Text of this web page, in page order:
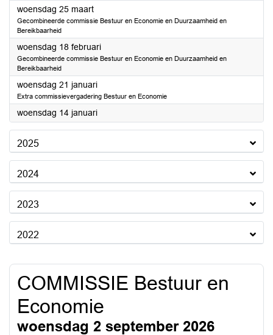
woensdag 25 maart2026
Gecombineerde commissie Bestuur en Economie en Duurzaamheid en
Bereikbaarheid
woensdag 18 februari2026
Gecombineerde commissie Bestuur en Economie en Duurzaamheid en
Bereikbaarheid
woensdag 21 januari2026
Extra commissievergadering Bestuur en Economie
woensdag 14 januari2026
2025
2024
2023
2022
COMMISSIE Bestuur en
Economie
woensdag 2 september 2026